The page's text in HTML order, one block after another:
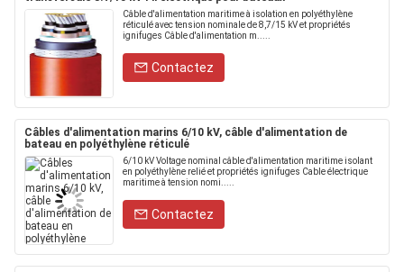
Câble d'alimentation maritime à isolation en polyéthylène
réticulé avec tension nominale de 8,7/15 kV et propriétés
ignifuges Câble d'alimentation m.....
Contactez
Câbles d'alimentation marins 6/10 kV, câble d'alimentation de
bateau en polyéthylène réticulé
6/10 kV Voltage nominal câble d'alimentation maritime isolant
en polyéthylène relié et propriétés ignifuges Cable électrique
maritime à tension nomi.....
Contactez